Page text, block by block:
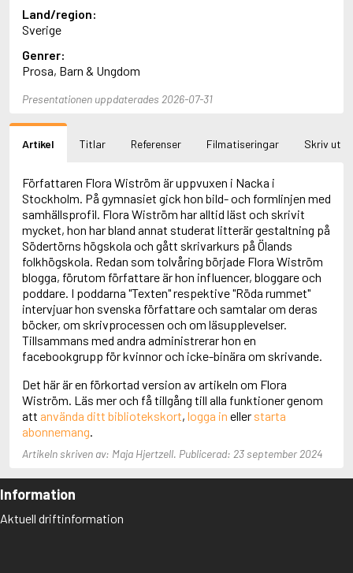
Adams, Jane
Adams, Richard
Adbåge, Emma
Adbåge, Lisen
Adelborg, Ottilia
Adiga, Aravind
Adnan, Etel
Adolfsson, Evert
Adolfsson, Gunnar
Adolfsson, Josefine
Adolfsson, Maria
Adolphsen, Peter
Land/region:
Sverige
Genrer:
Prosa, Barn & Ungdom
Presentationen uppdaterades 2026-07-31
Artikel Titlar Referenser Filmatiseringar Skriv ut
Författaren Flora Wiström är uppvuxen i Nacka i
Stockholm. På gymnasiet gick hon bild- och formlinjen med
samhällsprofil. Flora Wiström har alltid läst och skrivit
mycket, hon har bland annat studerat litterär gestaltning på
Södertörns högskola och gått skrivarkurs på Ölands
folkhögskola. Redan som tolvåring började Flora Wiström
blogga, förutom författare är hon influencer, bloggare och
poddare. I poddarna "Texten" respektive "Röda rummet"
intervjuar hon svenska författare och samtalar om deras
böcker, om skrivprocessen och om läsupplevelser.
Tillsammans med andra administrerar hon en
facebookgrupp för kvinnor och icke-binära om skrivande.
Det här är en förkortad version av artikeln om Flora
Wiström. Läs mer och få tillgång till alla funktioner genom
att använda ditt bibliotekskort, logga in eller starta
abonnemang
Artikeln skriven av: Maja Hjertzell. Publicerad: 23 september 2024
Information
Aktuell driftinformation